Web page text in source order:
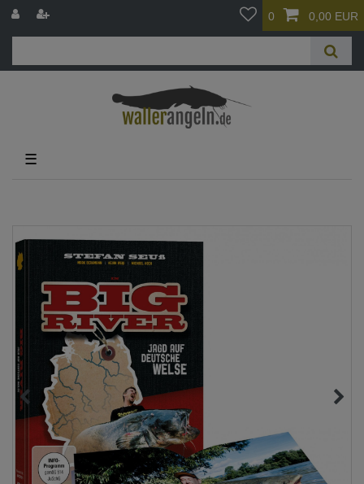
0 0,00 EUR
☰